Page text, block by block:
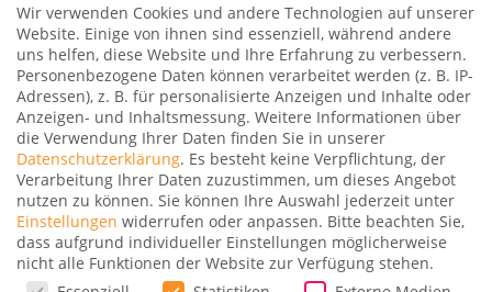
Die neue Qatar 787-9 Business
Class
Gepostet vonDominik|11. September 2021| 0
|
Schon vor zwei Monaten hat die Airline ihr
neues Qatar 787-9 Business Class Produkt
Wir verwenden Cookies und andere Technologien auf unserer
Website. Einige von ihnen sind essenziell, während andere
uns helfen, diese Website und Ihre Erfahrung zu verbessern.
Personenbezogene Daten können verarbeitet werden (z. B. IP-
Adressen), z. B. für personalisierte Anzeigen und Inhalte oder
Anzeigen- und Inhaltsmessung. Weitere Informationen über
die Verwendung Ihrer Daten finden Sie in unserer
Datenschutzerklärung. Es besteht keine Verpflichtung, der
Verarbeitung Ihrer Daten zuzustimmen, um dieses Angebot
nutzen zu können. Sie können Ihre Auswahl jederzeit unter
Einstellungen widerrufen oder anpassen. Bitte beachten Sie,
dass aufgrund individueller Einstellungen möglicherweise
nicht alle Funktionen der Website zur Verfügung stehen.
Datenschutzeinstellungen